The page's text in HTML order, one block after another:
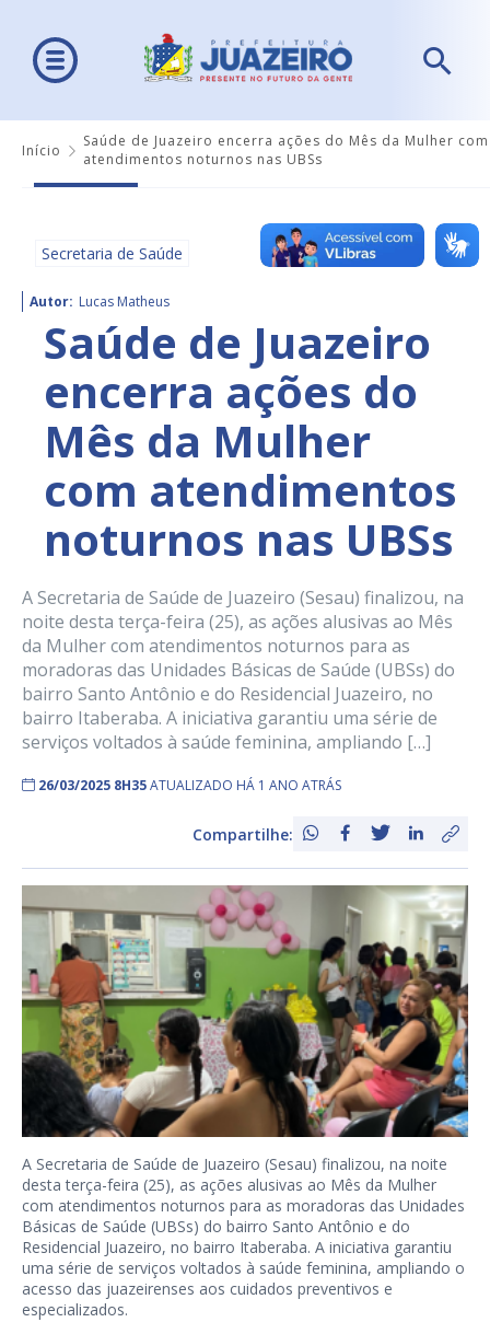
Início
Saúde de Juazeiro encerra ações do Mês da Mulher com
atendimentos noturnos nas UBSs
Secretaria de Saúde
Autor: Lucas Matheus
Saúde de Juazeiro
encerra ações do
Mês da Mulher
com atendimentos
noturnos nas UBSs
A Secretaria de Saúde de Juazeiro (Sesau) finalizou, na
noite desta terça-feira (25), as ações alusivas ao Mês
da Mulher com atendimentos noturnos para as
moradoras das Unidades Básicas de Saúde (UBSs) do
bairro Santo Antônio e do Residencial Juazeiro, no
bairro Itaberaba. A iniciativa garantiu uma série de
serviços voltados à saúde feminina, ampliando […]
26/03/2025 8H35ATUALIZADO HÁ 1 ANO ATRÁS
Compartilhe:
A Secretaria de Saúde de Juazeiro (Sesau) finalizou, na noite
desta terça-feira (25), as ações alusivas ao Mês da Mulher
com atendimentos noturnos para as moradoras das Unidades
Básicas de Saúde (UBSs) do bairro Santo Antônio e do
Residencial Juazeiro, no bairro Itaberaba. A iniciativa garantiu
uma série de serviços voltados à saúde feminina, ampliando o
acesso das juazeirenses aos cuidados preventivos e
especializados.